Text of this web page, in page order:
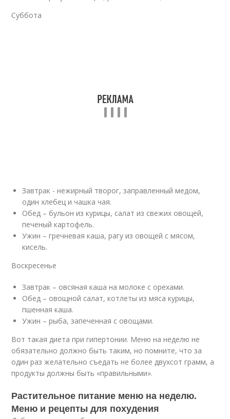
Суббота
Завтрак - нежирный творог, заправленный медом,
один хлебец и чашка чая.
Обед – бульон из курицы, салат из свежих овощей,
печеный картофель.
Ужин – гречневая каша, рагу из овощей с мясом,
кисель.
Воскресенье
Завтрак – овсяная каша на молоке с орехами.
Обед – овощной салат, котлеты из мяса курицы,
пшенная каша.
Ужин – рыба, запеченная с овощами.
Вот такая диета при гипертонии. Меню на неделю не
обязательно должно быть таким, но помните, что за
один раз желательно съедать не более двухсот грамм, а
продукты должны быть «правильными».
Растительное питание меню на неделю.
Меню и рецепты для похудения